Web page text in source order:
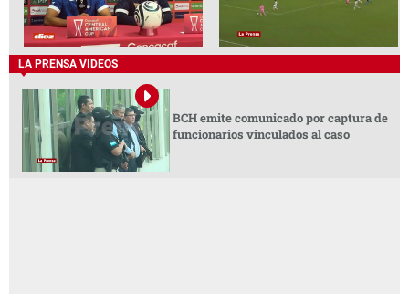
LA PRENSA VIDEOS
BCH emite comunicado por captura de
funcionarios vinculados al caso